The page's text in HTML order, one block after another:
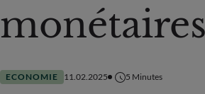
monétaires
ECONOMIE 11.02.2025 5 Minutes